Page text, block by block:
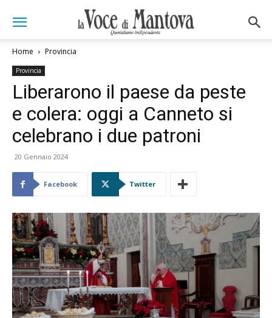
Home Provincia
Provincia
Liberarono il paese da peste
e colera: oggi a Canneto si
celebrano i due patroni
20 Gennaio 2024
Facebook Twitter